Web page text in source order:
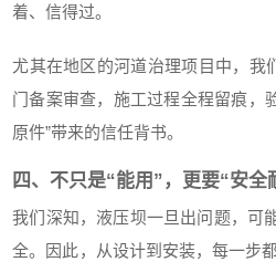
着、信得过。
尤其在地区的河道治理项目中，我
门备案审查，施工过程全程留痕，
原件”带来的信任背书。
四、不只是“能用”，更要“安全
我们深知，液压坝一旦出问题，可
全。因此，从设计到安装，每一步